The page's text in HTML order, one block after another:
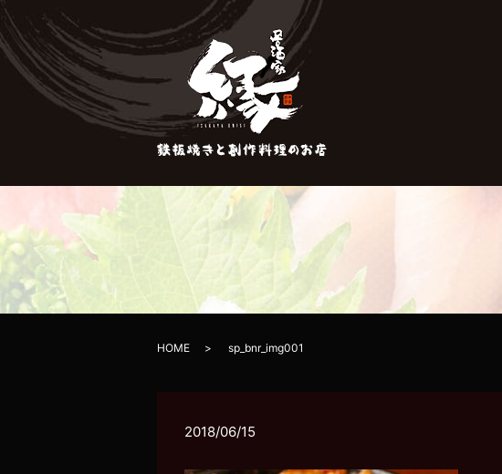
HOME sp_bnr_img001
2018/06/15